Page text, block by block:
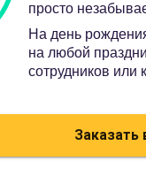
просто
На день
на любой
сотрудников или
Заказать